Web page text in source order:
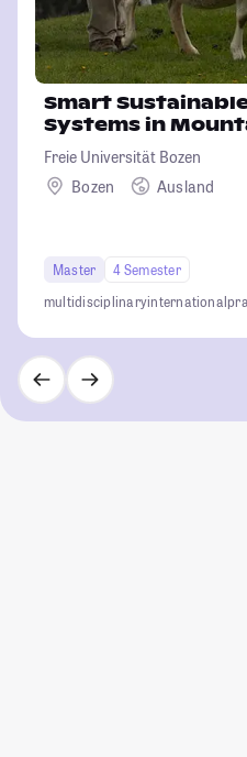
Smart
Systems in
Freie Universität Bozen
Bozen
Ausland
Master
4 Semester
multidisciplinaryinternational